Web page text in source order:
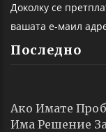
Доколку се
вашата е-маил
Последно
Ако Имате
Има Решение